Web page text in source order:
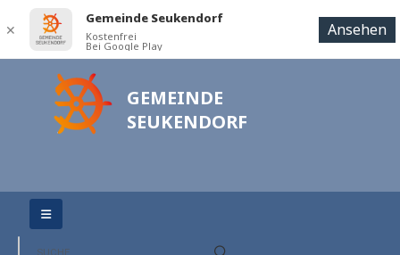
GEMEINDE
SEUKENDORF
✕
Gemeinde Seukendorf
Kostenfrei
Bei Google Play
Ansehen